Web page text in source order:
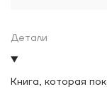
Детали
Книга, которая